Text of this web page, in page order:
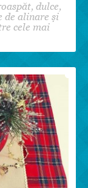
dulce,
de alinare și
cele mai